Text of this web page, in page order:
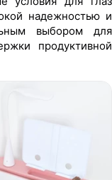
надежностью и
выбором для
продуктивной